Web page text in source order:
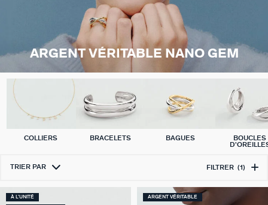
ARGENT VÉRITABLE NANO GEM
COLLIERS BRACELETS BAGUES
BOUCLES
TRIER PAR FILTRER (1)
À L'UNITÉ ARGENT VÉRITABLE